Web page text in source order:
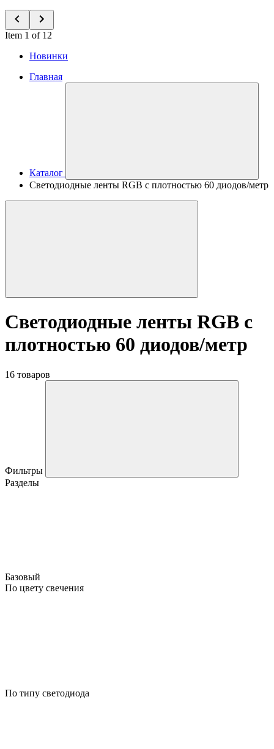
Item 1 of 12
Новинки
Главная
Каталог
Светодиодные ленты RGB с плотностью 60 диодов/метр
Светодиодные ленты RGB с
плотностью 60 диодов/метр
16 товаров
Фильтры
Разделы
Базовый
По цвету свечения
По типу светодиода